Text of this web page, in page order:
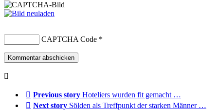
CAPTCHA Code *
Previous story Hoteliers wurden fit gemacht …
Next story Sölden als Treffpunkt der starken Männer …